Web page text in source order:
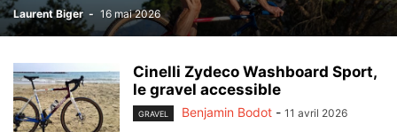
Laurent Biger - 16 mai 2026
Cinelli Zydeco Washboard Sport,
le gravel accessible
GRAVEL Benjamin Bodot - 11 avril 2026